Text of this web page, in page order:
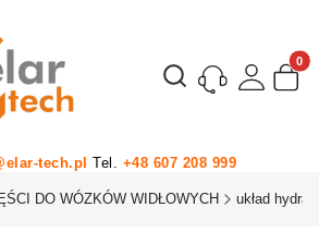
Otwórz wyszukiwarkę
tech.pl Tel. +48 607 208 999
DO WÓZKÓW WIDŁOWYCH układ